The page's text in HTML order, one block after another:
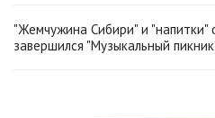
"Жемчужина Сибири" и "напитки"
завершился "Музыкальный